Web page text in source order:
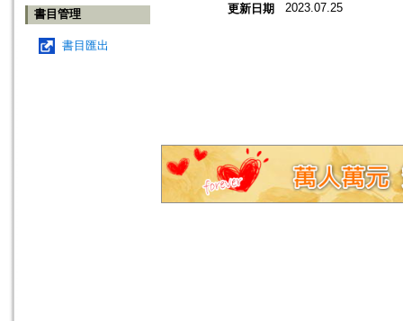
書目管理
書目匯出
更新日期 2023.07.25